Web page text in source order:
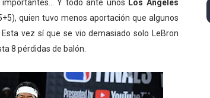
consigue en Hungría su primera victoria
Francia) - Bronce para Jorge y Ana
Y todo ante unos Los Angeles
quien tuvo menos aportación que algunos
Esta vez sí que se vio demasiado solo LeBron
8 pérdidas de balón.